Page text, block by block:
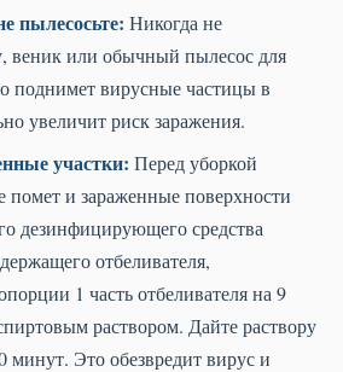
пылесосьте: Никогда не
веник или обычный пылесос для
поднимет вирусные частицы в
увеличит риск заражения.
участки: Перед уборкой
помет и зараженные поверхности
дезинфицирующего средства
отбеливателя,
1 часть отбеливателя на 9
раствором. Дайте раствору
минут. Это обезвредит вирус и